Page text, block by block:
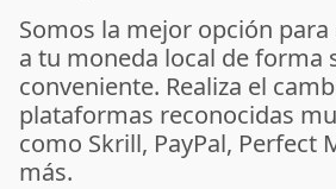
Somos la mejor opción
a tu moneda local de forma
conveniente. Realiza el
plataformas reconocidas
como Skrill, PayPal, Perfect
más.